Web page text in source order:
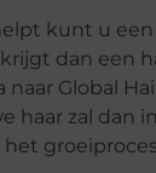
kunt u
dan een
Global
haar zal dan